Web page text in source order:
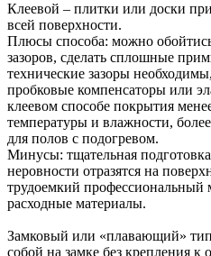
Клеевой – плитки или доски
всей поверхности.
Плюсы способа: можно
зазоров, сделать сплошные
технические зазоры
пробковые компенсаторы или
клеевом способе покрытия
температуры и влажности,
для полов с подогревом.
Минусы: тщательная
неровности отразятся на
трудоемкий
расходные материалы.
Замковый или «плавающий»
собой на замке без крепления к